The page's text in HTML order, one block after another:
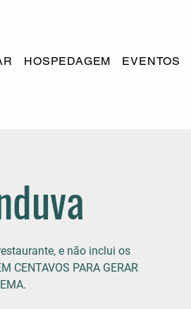
HOSPEDAGEM EVENTOS
e não inclui os
CENTAVOS PARA GERAR